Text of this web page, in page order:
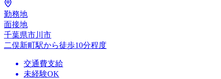
勤務地
面接地
千葉県市川市
二俣新町駅から徒歩10分程度
交通費支給
未経験OK